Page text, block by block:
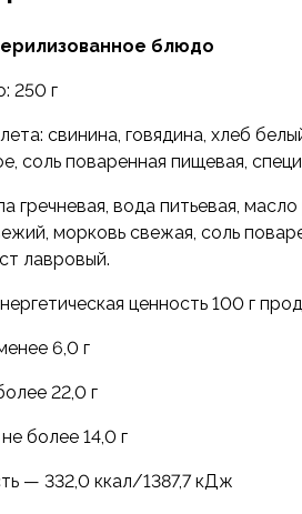
утеплителем
брюки
и ветрозащита
утеплителем
блюдо
250 г
свинина, говядина, хлеб
соль поваренная пищевая,
гречневая, вода питьевая,
морковь свежая, соль
лавровый.
ценность 100 г
6,0 г
22,0 г
более 14,0 г
— 332,0 ккал/1387,7 кДж